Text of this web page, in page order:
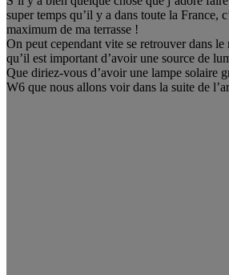
super temps qu’il y a dans toute la France,
maximum de ma terrasse !
On peut cependant vite se retrouver dans le
qu’il est important d’avoir une source de
Que diriez-vous d’avoir une lampe solaire
W6 que nous allons voir dans la suite de